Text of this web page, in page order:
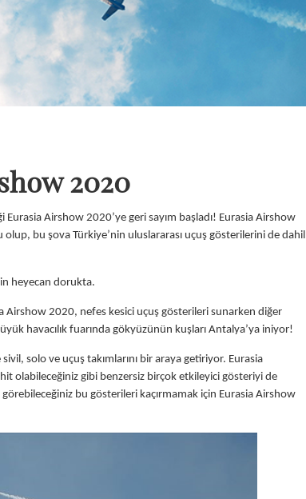
2020
Airshow 2020’ye geri sayım başladı! Eurasia Airshow
bu şova Türkiye’nin uluslararası uçuş gösterilerini de dahil
heyecan dorukta.
Airshow 2020, nefes kesici uçuş gösterileri sunarken diğer
havacılık fuarında gökyüzünün kuşları Antalya’ya iniyor!
solo ve uçuş takımlarını bir araya getiriyor. Eurasia
olabileceğiniz gibi benzersiz birçok etkileyici gösteriyi de
bu gösterileri kaçırmamak için Eurasia Airshow